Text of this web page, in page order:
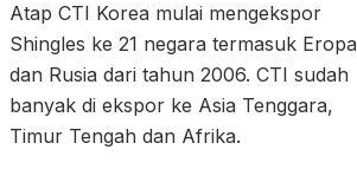
Atap CTI Korea mulai mengekspor
Shingles ke 21 negara termasuk Eropa
dan Rusia dari tahun 2006. CTI sudah
banyak di ekspor ke Asia Tenggara,
Timur Tengah dan Afrika.